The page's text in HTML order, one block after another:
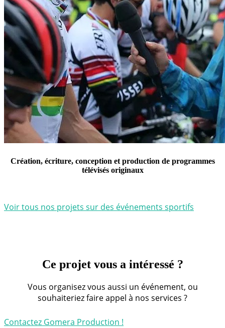
Création, écriture, conception et production de programmes
télévisés originaux
Voir tous nos projets sur des événements sportifs
Ce projet vous a intéressé ?
Vous organisez vous aussi un événement, ou
souhaiteriez faire appel à nos services ?
Contactez Gomera Production !